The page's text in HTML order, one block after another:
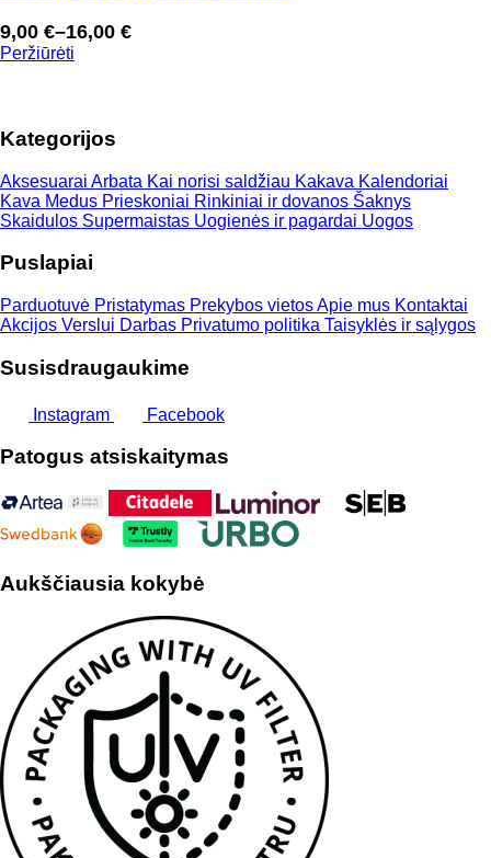
9,00 €–16,00 €
Price
range:
16,00 €
Peržiūrėti
Kategorijos
Aksesuarai Arbata Kai norisi saldžiau Kakava Kalendoriai
Kava Medus Prieskoniai Rinkiniai ir dovanos Šaknys
Skaidulos Supermaistas Uogienės ir pagardai Uogos
Puslapiai
Parduotuvė Pristatymas Prekybos vietosApie mus Kontaktai
Akcijos Verslui Darbas Privatumo politika Taisyklės ir sąlygos
Susisdraugaukime
Instagram Facebook
Patogus atsiskaitymas
Aukščiausia kokybė